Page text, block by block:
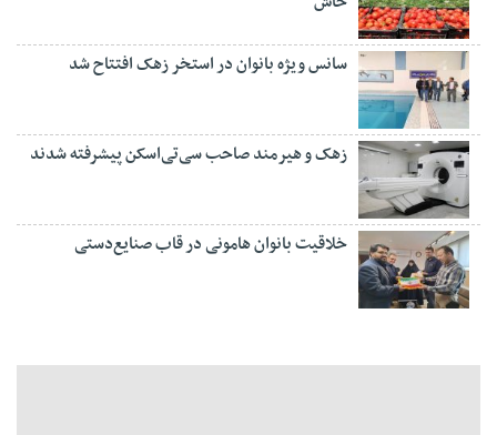
سانس ویژه بانوان در استخر زهک افتتاح شد
زهک و هیرمند صاحب سی‌تی‌اسکن پیشرفته شدند
خلاقیت بانوان هامونی در قاب صنایع‌دستی